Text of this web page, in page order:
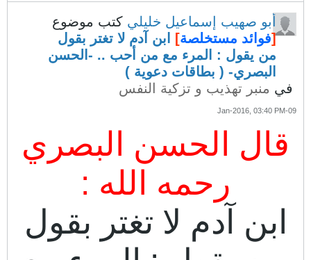
أبو صهيب إسماعيل خليلي كتب موضوع
[فوائد مستخلصة]
ابن آدم لا تغتر بقول
من يقول : المرء مع من أحب .. -الحسن
البصري- ( بطاقات دعوية )
في منبر تهذيب و تزكية النفس
09-Jan-2016, 03:40 PM
قال الحسن البصري
رحمه الله :
ابن آدم لا تغتر بقول